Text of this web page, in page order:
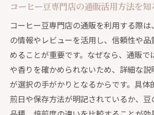
まとめ
新鮮な味わいを楽しむ通販活用術
通販で新鮮な自家焙煎コーヒ
入れるコツ
コーヒー豆通販で味わう鮮度
違い
コーヒー豆専門店の通販活用方法を知
コーヒー豆専門店の通販を利用する際は
の情報やレビューを活用し、信頼性や品
めることが重要です。なぜなら、通販で
や香りを確かめられないため、詳細な説
が選択の手がかりとなるからです。具体
煎日や保存方法が明記されているか、豆